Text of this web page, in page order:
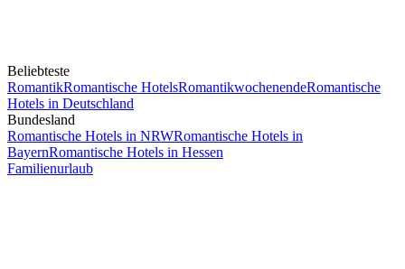
Beliebteste
RomantikRomantische HotelsRomantikwochenendeRomantische
Hotels in Deutschland
Bundesland
Romantische Hotels in NRWRomantische Hotels in
BayernRomantische Hotels in Hessen
Familienurlaub